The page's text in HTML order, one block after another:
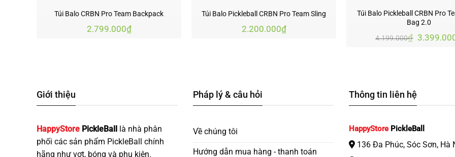
Túi Balo CRBN Pro Team Backpack
2.799.000₫
Túi Balo Pickleball CRBN Pro Team Sling
2.200.000₫
Túi Balo Pickleball CRBN Pro
Bag 2.0
4.199.000₫ Giá
Giới thiệu
HappyStore PickleBall
là nhà phân
phối các sản phẩm PickleBall chính
hãng như vợt, bóng và phụ kiện.
Pháp lý & câu hỏi
Về chúng tôi
Hướng dẫn mua hàng - thanh toán
Thông tin liên hệ
HappyStorePickleBall
136 Đa Phúc, Sóc Sơn, Hà